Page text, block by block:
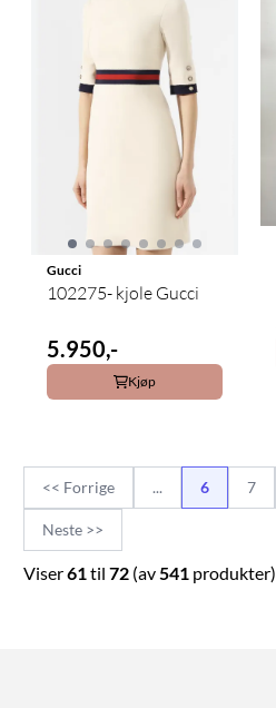
Gucci
102275- kjole Gucci
5.950,-
Kjøp
<< Forrige ... 6 7
Neste >>
Viser61 til 72 (av 541 produkter)